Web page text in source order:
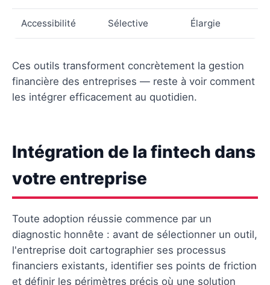
Accessibilité Sélective Élargie
Ces outils transforment concrètement la gestion
financière des entreprises — reste à voir comment
les intégrer efficacement au quotidien.
Intégration de la fintech dans
votre entreprise
Toute adoption réussie commence par un
diagnostic honnête : avant de sélectionner un outil,
l'entreprise doit cartographier ses processus
financiers existants, identifier ses points de friction
et définir les périmètres précis où une solution